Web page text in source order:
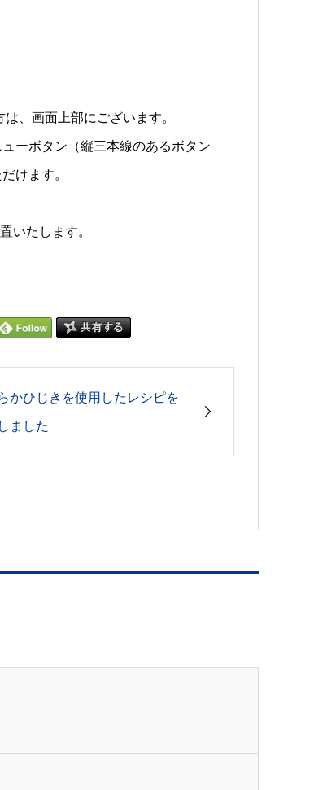
、画面上部にございます。
ーボタン（縦三本線のあるボタン
けます。
いたします。
かひじきを使用したレシピを
ました